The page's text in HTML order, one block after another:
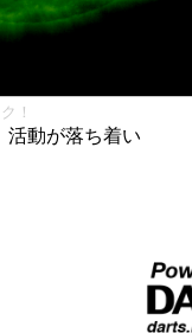
！
活動が落ち着い